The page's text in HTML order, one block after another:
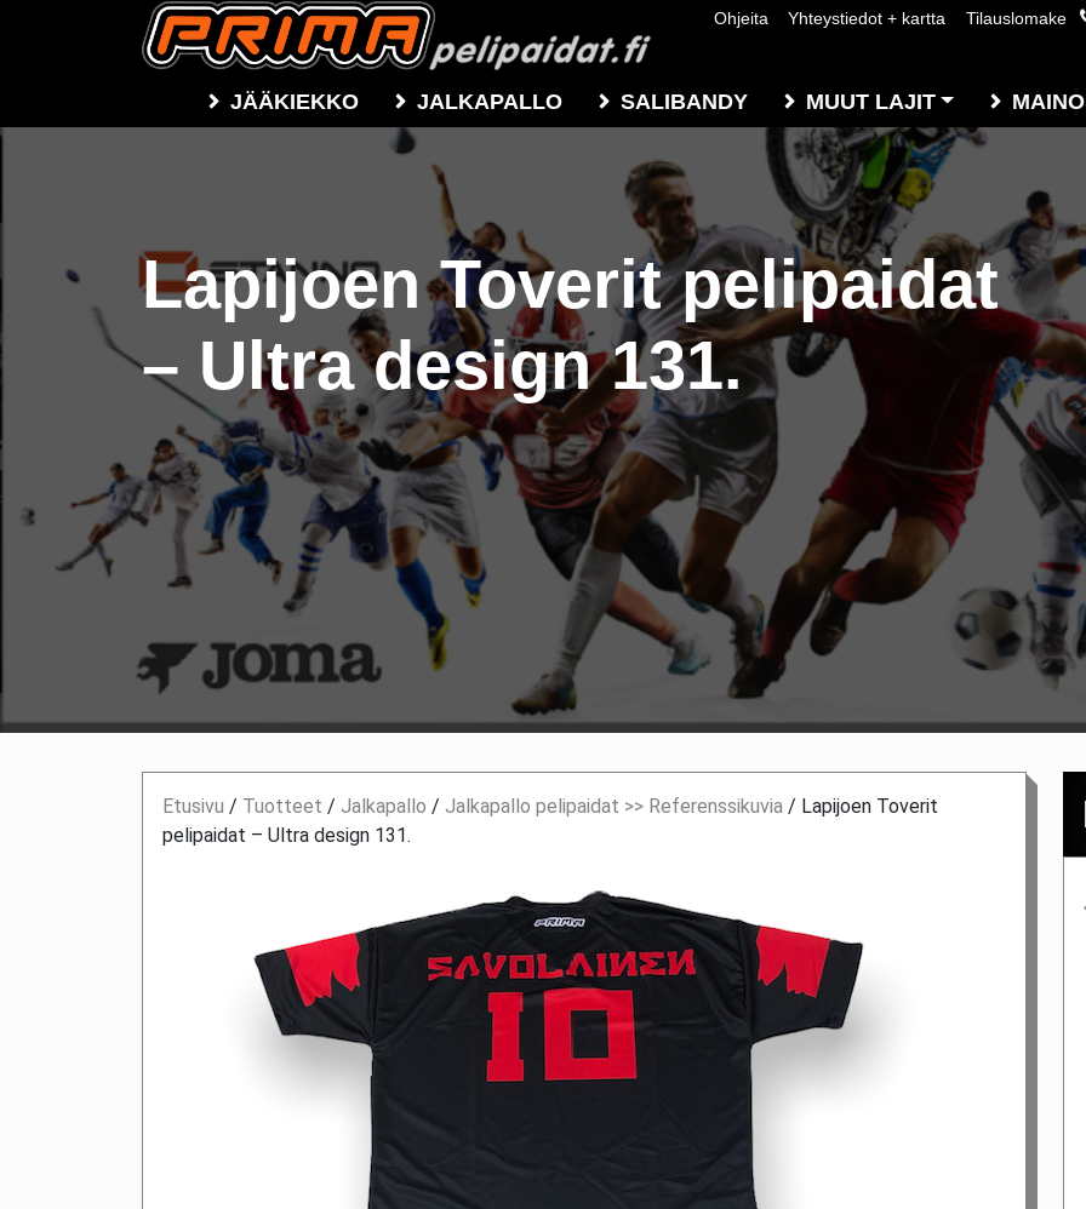
Ohjeita Yhteystiedot + kartta Tilauslomake
JÄÄKIEKKO JALKAPALLO SALIBANDY MUUT LAJIT
Lapijoen Toverit pelipaidat
– Ultra design 131.
Etusivu / Tuotteet / Jalkapallo / Jalkapallo pelipaidat >> Referenssikuvia / Lapijoen Toverit
pelipaidat – Ultra design 131.